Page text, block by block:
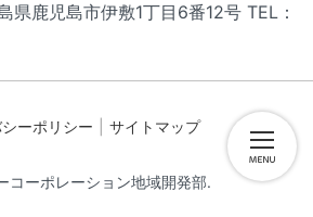
鹿児島市伊敷1丁目6番12号 TEL：
ーポリシー サイトマップ
コーポレーション地域開発部.